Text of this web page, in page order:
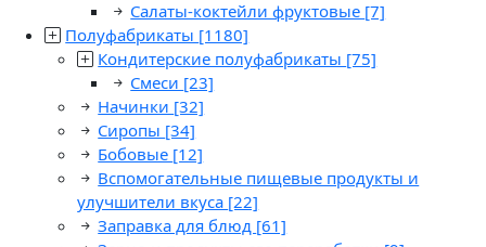
Салаты-коктейли фруктовые [7]
Полуфабрикаты [1180]
Кондитерские полуфабрикаты [75]
Смеси [23]
Начинки [32]
Сиропы [34]
Бобовые [12]
Вспомогательные пищевые продукты и
улучшители вкуса [22]
Заправка для блюд [61]